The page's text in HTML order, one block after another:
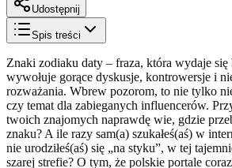
Udostępnij
Spis treści
Znaki zodiaku daty – fraza, która wydaje się
wywołuje gorące dyskusje, kontrowersje i
rozważania. Wbrew pozorom, to nie tylko
czy temat dla zabieganych influencerów.
twoich znajomych naprawdę wie, gdzie
znaku? A ile razy sam(a) szukałeś(aś) w
nie urodziłeś(aś) się „na styku”, w tej
szarej strefie? O tym, że polskie portale